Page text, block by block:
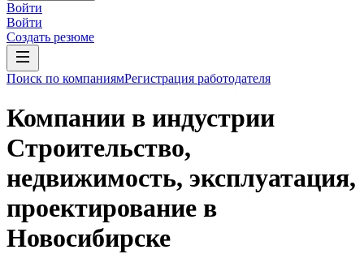
Войти
Войти
Создать резюме
Поиск по компаниямРегистрация работодателя
Компании в индустрии
Строительство,
недвижимость, эксплуатация,
проектирование в
Новосибирске